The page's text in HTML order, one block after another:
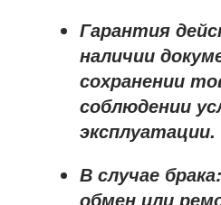
Гарантия
наличии
сохранении
соблюдении
эксплуатации.
В случае
обмен или